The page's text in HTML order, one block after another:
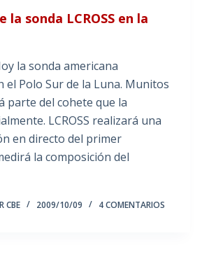
la sonda LCROSS en la
la sonda americana
el Polo Sur de la Luna. Munitos
parte del cohete que la
LCROSS realizará una
en directo del primer
la composición del
CBE 2009/10/09 4 COMENTARIOS